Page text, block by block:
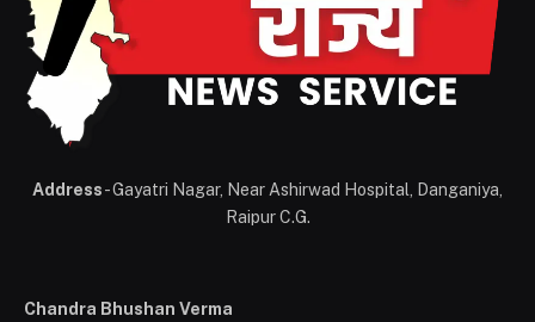
Address- Gayatri Nagar, Near Ashirwad Hospital, Danganiya,
Raipur C.G.
Chandra Bhushan Verma